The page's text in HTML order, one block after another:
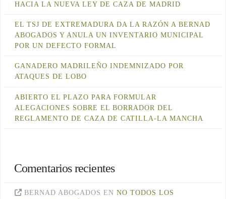
HACIA LA NUEVA LEY DE CAZA DE MADRID
EL TSJ DE EXTREMADURA DA LA RAZÓN A BERNAD
ABOGADOS Y ANULA UN INVENTARIO MUNICIPAL
POR UN DEFECTO FORMAL
GANADERO MADRILEÑO INDEMNIZADO POR
ATAQUES DE LOBO
ABIERTO EL PLAZO PARA FORMULAR
ALEGACIONES SOBRE EL BORRADOR DEL
REGLAMENTO DE CAZA DE CATILLA-LA MANCHA
Comentarios recientes
BERNAD ABOGADOS EN NO TODOS LOS